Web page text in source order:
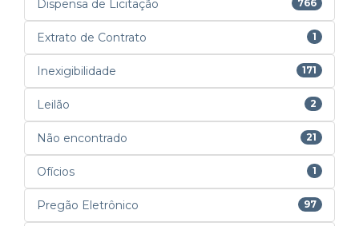
Dispensa de Licitação 766
Extrato de Contrato 1
Inexigibilidade 171
Leilão 2
Não encontrado 21
Ofícios 1
Pregão Eletrônico 97